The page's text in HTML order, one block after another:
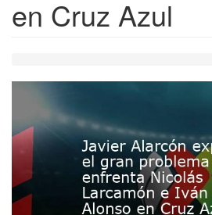
en Cruz Azul